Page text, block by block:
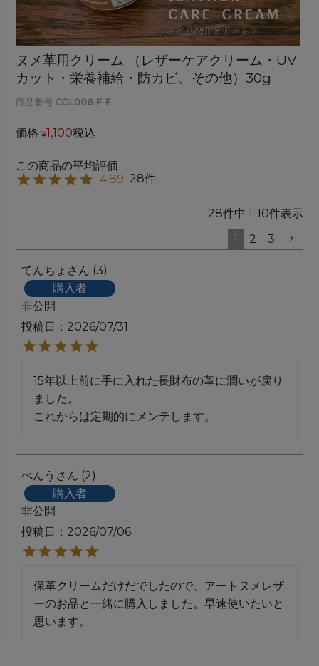
ヌメ革用クリーム （レザーケアクリーム・UV
カット・栄養補給・防カビ、その他）30g
商品番号 COL006-F-F
価格 ¥1,100税込
4.89 28
28件中 1-10件表示
1
2 3
てんちょ
3
購入者
非公開
投稿日
2026/07/31
15年以上前に手に入れた長財布の革に潤いが戻り
ました。
これからは定期的にメンテします。
ぺんう
2
購入者
非公開
投稿日
2026/07/06
保革クリームだけだでしたので、アートヌメレザ
ーのお品と一緒に購入しました。早速使いたいと
思います。